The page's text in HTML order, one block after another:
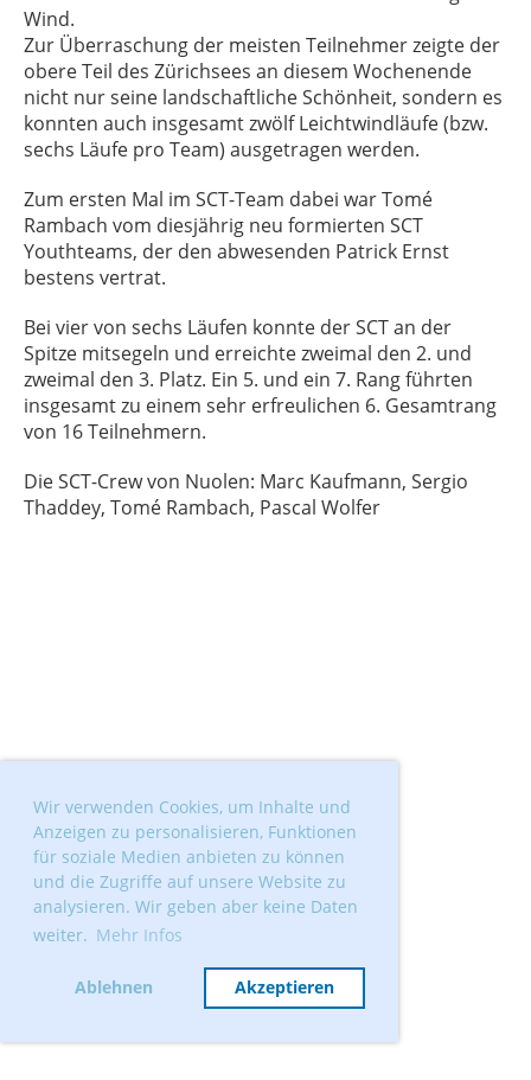
Wir verwenden Cookies, um Inhalte und
Anzeigen zu personalisieren, Funktionen
für soziale Medien anbieten zu können
und die Zugriffe auf unsere Website zu
analysieren. Wir geben aber keine Daten
weiter. Mehr Infos
Ablehnen Akzeptieren
Wind.
Zur Überraschung der meisten Teilnehmer zeigte der
obere Teil des Zürichsees an diesem Wochenende
nicht nur seine landschaftliche Schönheit, sondern es
konnten auch insgesamt zwölf Leichtwindläufe (bzw.
sechs Läufe pro Team) ausgetragen werden.
Zum ersten Mal im SCT-Team dabei war Tomé
Rambach vom diesjährig neu formierten SCT
Youthteams, der den abwesenden Patrick Ernst
bestens vertrat.
Bei vier von sechs Läufen konnte der SCT an der
Spitze mitsegeln und erreichte zweimal den 2. und
zweimal den 3. Platz. Ein 5. und ein 7. Rang führten
insgesamt zu einem sehr erfreulichen 6. Gesamtrang
von 16 Teilnehmern.
Die SCT-Crew von Nuolen: Marc Kaufmann, Sergio
Thaddey, Tomé Rambach, Pascal Wolfer